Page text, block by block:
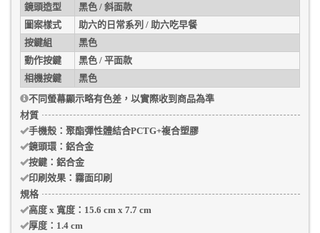
鏡頭造型
黑色 / 斜面款
圖案樣式
助六的日常系列 / 助六吃早餐
按鍵組
黑色
動作按鍵
黑色 / 平面款
相機按鍵
黑色
不同螢幕顯示略有色差，以實際收到商品為準
材質
手機殼：聚酯彈性體結合PCTG+複合塑膠
鏡頭環： 鋁合金
按鍵： 鋁合金
印刷效果： 霧面印刷
規格
高度 x 寬度： 15.6 cm x 7.7 cm
厚度： 1.4 cm